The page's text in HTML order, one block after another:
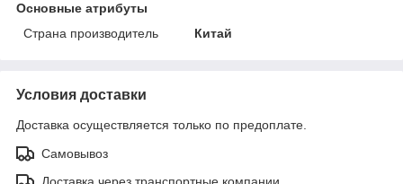
Основные атрибуты
Страна производитель
Китай
Условия доставки
Доставка осуществляется только по предоплате.
Самовывоз